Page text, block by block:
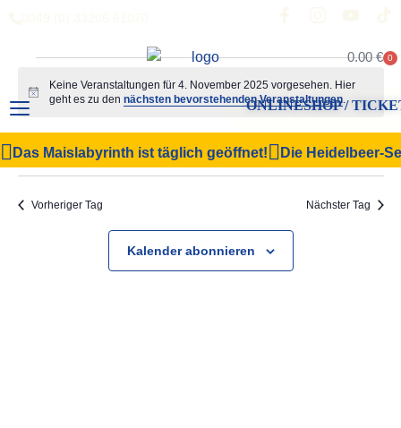
0.00€ 0
ONLINESHOP /
Das Maislabyrinth ist täglich geöffnet! Die Heidelbeer-
Hinweis
Keine Veranstaltungen für 4. November 2025 vorgesehen. Hier
geht es zu dennächsten bevorstehenden Veranstaltungen.
Suche
und
Ansichten,
Navigation
Suche
Tag
04.11.2025
Datum
wählen.
Vorheriger Tag Nächster Tag
Kalender abonnieren